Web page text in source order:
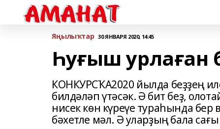
Яңылыҡтар 30 ЯНВАРЯ 2020, 14:45
Һуғыш урлаған
КОНКУРСҠА2020 йылда беҙҙең
билдәләп үтәсәк. Ә бит беҙ,
нисек көн күреүе тураһында
бәхетле мәл. Ә уларҙың бала